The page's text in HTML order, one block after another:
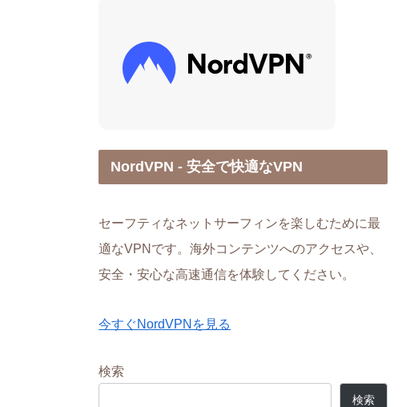
NordVPN - 安全で快適なVPN
セーフティなネットサーフィンを楽しむために最
適なVPNです。海外コンテンツへのアクセスや、
安全・安心な高速通信を体験してください。
今すぐNordVPNを見る
検索
検索